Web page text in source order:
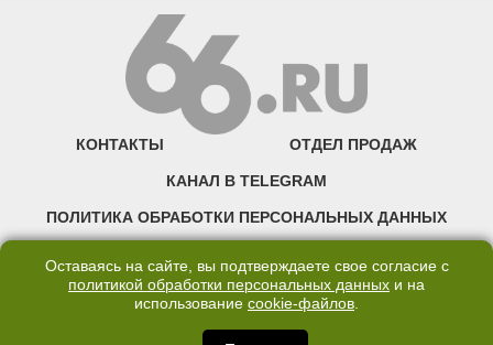
КОНТАКТЫ ОТДЕЛ ПРОДАЖ
КАНАЛ В TELEGRAM
ПОЛИТИКА ОБРАБОТКИ ПЕРСОНАЛЬНЫХ ДАННЫХ
©2007—2025 66.RU. Воспроизведение, сообщение, доведение до всеобщего
правообладателя запрещено. Сетевое издание «Современный портал
Оставаясь на сайте, вы подтверждаете свое согласие с
политикой обработки персональных данных и на
использование cookie-файлов.